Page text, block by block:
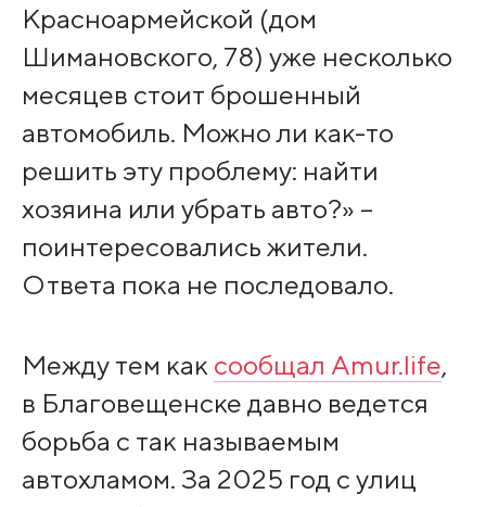
Красноармейской (дом
Шимановского, 78) уже несколько
месяцев стоит брошенный
автомобиль. Можно ли как-то
решить эту проблему: найти
хозяина или убрать авто?» –
поинтересовались жители.
Ответа пока не последовало.
Между тем как сообщал Amur.life,
в Благовещенске давно ведется
борьба с так называемым
автохламом. За 2025 год с улиц